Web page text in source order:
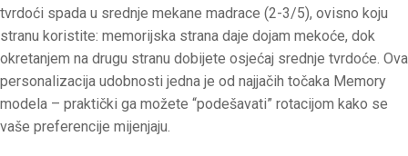
tvrdoći spada u srednje mekane madrace (2-3/5), ovisno koju
stranu koristite: memorijska strana daje dojam mekoće, dok
okretanjem na drugu stranu dobijete osjećaj srednje tvrdoće. Ova
personalizacija udobnosti jedna je od najjačih točaka Memory
modela – praktički ga možete “podešavati” rotacijom kako se
vaše preferencije mijenjaju.